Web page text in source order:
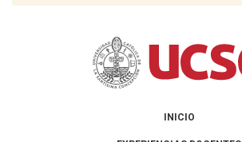
INICIO